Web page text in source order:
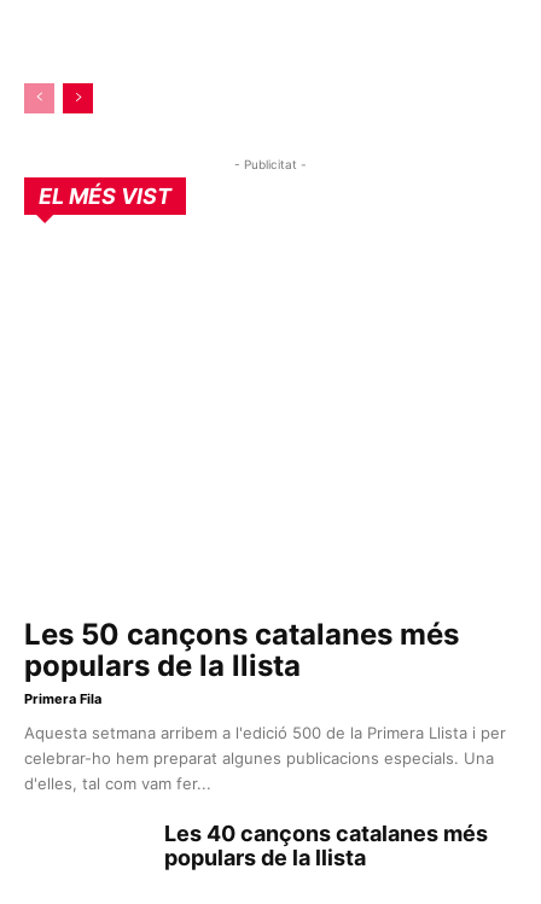
- Publicitat -
EL MÉS VIST
Les 50 cançons catalanes més
populars de la llista
Primera Fila
Aquesta setmana arribem a l'edició 500 de la Primera Llista i per
celebrar-ho hem preparat algunes publicacions especials. Una
d'elles, tal com vam fer...
Les 40 cançons catalanes més
populars de la llista